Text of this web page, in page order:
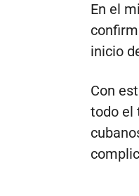
En el
inicio
Con
todo el